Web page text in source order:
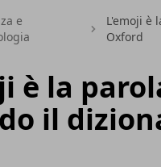
e
L'emoji è
Oxford
è la
il